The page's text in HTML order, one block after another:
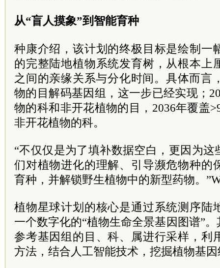
从“盲人摸象”到智能育种
种康介绍，该计划的终极目标是绘制一
的完整陆地植物系统发育树，从根本上
之间的亲缘关系与分化时间。具体而言
物的目解码基因组，这一步已经实现；
物的科和非开花植物的目，2036年覆盖
非开花植物的科。
“不仅仅是为了填补数据空白，更因为
们对植物进化的理解、引导濒危物种的
育种，并解锁野生植物中的新型药物。
植物星球计划的核心是通过系统测序陆
一个数字化的“植物生命全景基因图谱”
参考基因组的目、科、属进行采样，利
方法，结合人工智能技术，挖掘植物基